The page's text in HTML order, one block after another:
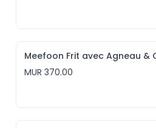
Meefoon Frit avec Agneau &
MUR 370.00